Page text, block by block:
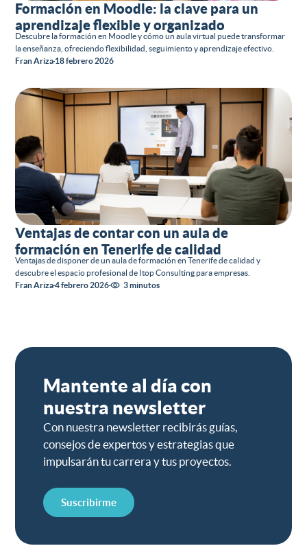
Formación en Moodle: la clave para un
aprendizaje flexible y organizado
Descubre la formación en Moodle y cómo un aula virtual puede transformar
la enseñanza, ofreciendo flexibilidad, seguimiento y aprendizaje efectivo.
Fran Ariza 18 febrero 2026
Ventajas de contar con un aula de
formación en Tenerife de calidad
Ventajas de disponer de un aula de formación en Tenerife de calidad y
descubre el espacio profesional de Itop Consulting para empresas.
Fran Ariza4 febrero 2026 3 minutos
Mantente al día con
nuestra newsletter
Con nuestra newsletter recibirás guías,
consejos de expertos y estrategias que
impulsarán tu carrera y tus proyectos.
Suscribirme